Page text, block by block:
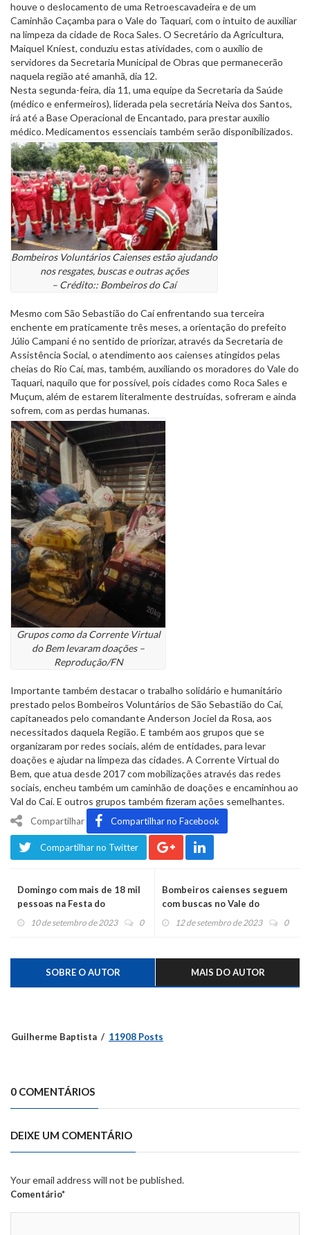
houve o deslocamento de uma Retroescavadeira e de um
Caminhão Caçamba para o Vale do Taquari, com o intuito de auxiliar
na limpeza da cidade de Roca Sales. O Secretário da Agricultura,
Maiquel Kniest, conduziu estas atividades, com o auxílio de
servidores da Secretaria Municipal de Obras que permanecerão
naquela região até amanhã, dia 12.
Nesta segunda-feira, dia 11, uma equipe da Secretaria da Saúde
(médico e enfermeiros), liderada pela secretária Neiva dos Santos,
irá até a Base Operacional de Encantado, para prestar auxílio
médico. Medicamentos essenciais também serão disponibilizados.
Bombeiros Voluntários Caienses estão ajudando
nos resgates, buscas e outras ações
– Crédito:: Bombeiros do Caí
Mesmo com São Sebastião do Caí enfrentando sua terceira
enchente em praticamente três meses, a orientação do prefeito
Júlio Campani é no sentido de priorizar, através da Secretaria de
Assistência Social, o atendimento aos caienses atingidos pelas
cheias do Rio Caí, mas, também, auxiliando os moradores do Vale do
Taquari, naquilo que for possível, pois cidades como Roca Sales e
Muçum, além de estarem literalmente destruídas, sofreram e ainda
sofrem, com as perdas humanas.
Grupos como da Corrente Virtual
do Bem levaram doações –
Reprodução/FN
Importante também destacar o trabalho solidário e humanitário
prestado pelos Bombeiros Voluntários de São Sebastião do Caí,
capitaneados pelo comandante Anderson Jociel da Rosa, aos
necessitados daquela Região. E também aos grupos que se
organizaram por redes sociais, além de entidades, para levar
doações e ajudar na limpeza das cidades. A Corrente Virtual do
Bem, que atua desde 2017 com mobilizações através das redes
sociais, encheu também um caminhão de doações e encaminhou ao
Val do Caí. E outros grupos também fizeram ações semelhantes.
Compartilhar Compartilhar no Facebook
Compartilhar no Twitter
Domingo com mais de 18 mil
pessoas na Festa do
Moranguinho
10 de setembro de 2023 0
Bombeiros caienses seguem
com buscas no Vale do
Taquari12 de setembro de 2023 0
SOBRE O AUTOR MAIS DO AUTOR
Guilherme Baptista 11908 Posts
0 COMENTÁRIOS
DEIXE UM COMENTÁRIO
Your email address will not be published.
Comentário*